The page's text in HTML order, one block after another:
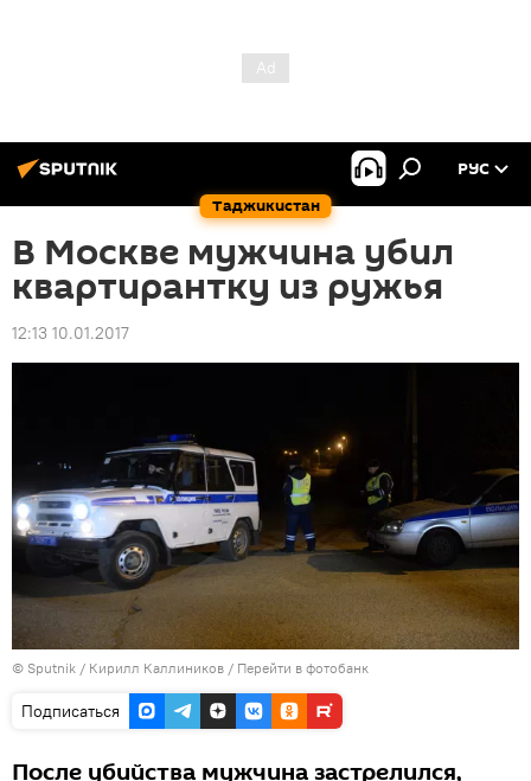
Таджикистан
РУС
В Москве мужчина убил
квартирантку из ружья
12:13 10.01.2017
© Sputnik / Кирилл Каллиников / Перейти в фотобанк
Подписаться
После убийства мужчина застрелился,